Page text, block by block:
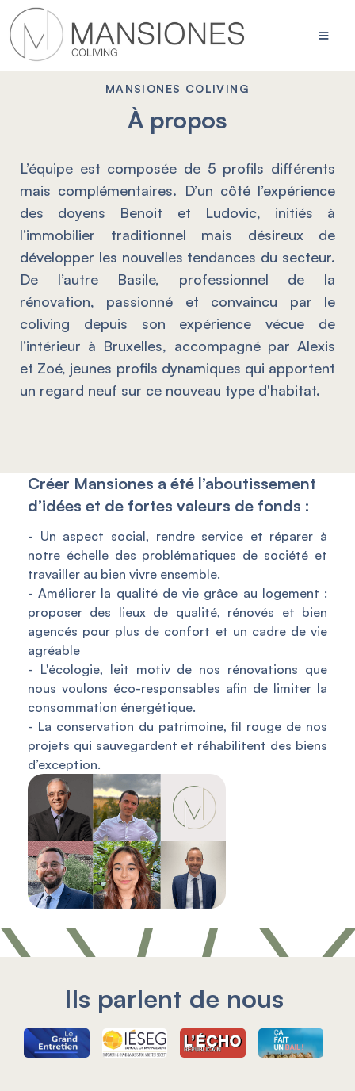
MANSIONES COLIVING
À propos
L’équipe est composée de 5 profils différents
mais complémentaires. D’un côté l’expérience
des doyens Benoit et Ludovic, initiés à
l’immobilier traditionnel mais désireux de
développer les nouvelles tendances du secteur.
De l’autre Basile, professionnel de la
rénovation, passionné et convaincu par le
coliving depuis son expérience vécue de
l’intérieur à Bruxelles, accompagné par Alexis
et Zoé, jeunes profils dynamiques qui apportent
un regard neuf sur ce nouveau type d'habitat.
Créer Mansiones a été l’aboutissement
d’idées et de fortes valeurs de fonds :
- Un aspect social, rendre service et réparer à
notre échelle des problématiques de société et
travailler au bien vivre ensemble.
- Améliorer la qualité de vie grâce au logement :
proposer des lieux de qualité, rénovés et bien
agencés pour plus de confort et un cadre de vie
agréable
- L'écologie, leit motiv de nos rénovations que
nous voulons éco-responsables afin de limiter la
consommation énergétique.
- La conservation du patrimoine, fil rouge de nos
projets qui sauvegardent et réhabilitent des biens
d’exception.
Ils parlent de nous